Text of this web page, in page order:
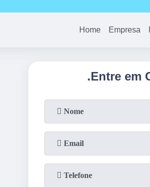
Home Empresa
.Entre em